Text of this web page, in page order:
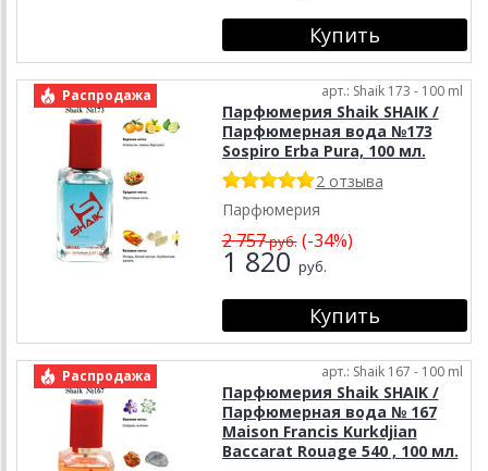
Распродажа арт.: Shaik 173 - 100 ml
Парфюмерия Shaik SHAIK /
Парфюмерная вода №173
Sospiro Erba Pura, 100 мл.
2 отзыва
Парфюмерия
2 757руб.(-34%)
1 820 руб.
Распродажа арт.: Shaik 167 - 100 ml
Парфюмерия Shaik SHAIK /
Парфюмерная вода № 167
Maison Francis Kurkdjian
Baccarat Rouage 540 , 100 мл.